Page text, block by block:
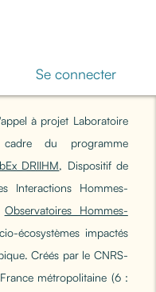
Se connecter
à projet Laboratoire
du programme
DRIIHM, Dispositif de
Interactions Hommes-
Observatoires Hommes-
écosystèmes impactés
Créés par le CNRS-
métropolitaine (6 :